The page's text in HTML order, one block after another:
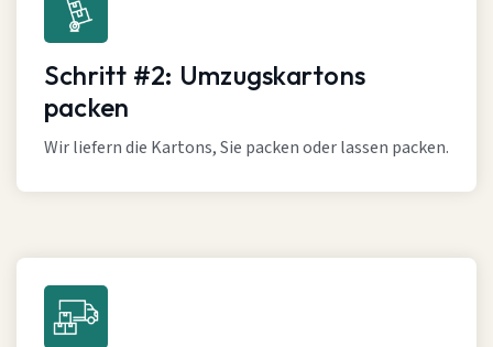
Schritt #2: Umzugskartons
packen
Wir liefern die Kartons, Sie packen oder lassen packen.